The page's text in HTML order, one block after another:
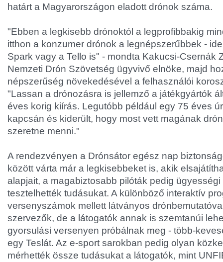
határt a Magyarországon eladott drónok száma.
"Ebben a legkisebb drónoktól a legprofibbakig
itthon a konzumer drónok a legnépszerűbbek -
Spark vagy a Tello is" - mondta Kakucsi-Csernák
Nemzeti Drón Szövetség ügyvivő elnöke, majd
népszerűség növekedésével a felhasználói
"Lassan a drónozásra is jellemző a játékgyártók
éves korig kiírás. Legutóbb például egy 75 éves
kapcsán és kiderült, hogy most vett magának
szeretne menni."
A rendezvényen a Drónsátor egész nap
között várta már a legkisebbeket is, akik
alapjait, a magabiztosabb pilóták pedig
tesztelhették tudásukat. A különböző interaktív
versenyszámok mellett látványos
szervezők, de a látogatók annak is szemtanúi
gyorsulási versenyen próbálnak meg - több-
egy Teslát. Az e-sport sarokban pedig olyan
mérhették össze tudásukat a látogatók, mint